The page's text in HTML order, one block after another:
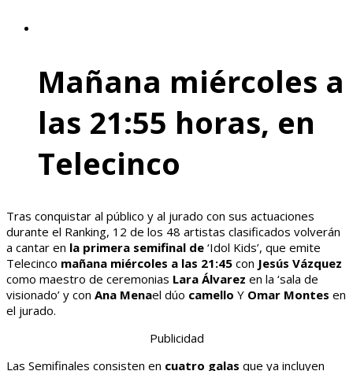
Mañana miércoles a
las 21:55 horas, en
Telecinco
Tras conquistar al público y al jurado con sus actuaciones
durante el Ranking, 12 de los 48 artistas clasificados volverán
a cantar en la primera semifinal de ‘Idol Kids’, que emite
Telecinco mañana miércoles a las 21:45 con Jesús Vázquez
como maestro de ceremonias Lara Álvarez en la ‘sala de
visionado’ y con Ana Menael dúo camello Y Omar Montes en
el jurado.
Publicidad
Las Semifinales consisten en cuatro galas que ya incluyen